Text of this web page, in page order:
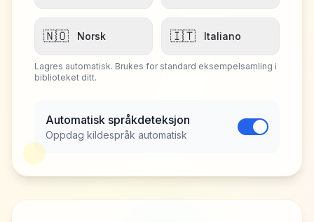
🇳🇴 Norsk 🇮🇹 Italiano
Lagres automatisk. Brukes for standard eksempelsamling i
biblioteket ditt.
Automatisk språkdeteksjon
Oppdag kildespråk automatisk